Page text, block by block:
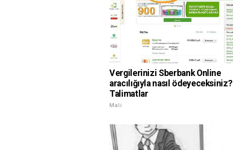
Vergilerinizi Sberbank Online
aracılığıyla nasıl ödeyeceksiniz?
Talimatlar
Mali